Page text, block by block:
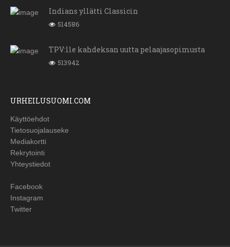
Indians yllätti Classicin
514586
TPV:lle kahdeksan uutta pelaajasopimusta
513942
URHEILUSUOMI.COM
Käyttöehdot
Tietosuojalauseke
Mediakortti
Rekrytointi
Yhteystiedot
Facebook
Instagram
Twitter